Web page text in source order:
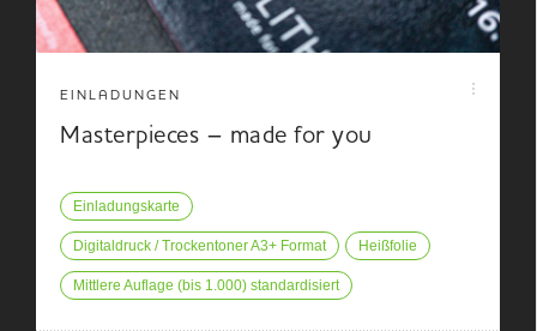
EINLADUNGEN
Masterpieces – made for you
Einladungskarte
Digitaldruck / Trockentoner A3+ Format Heißfolie
Mittlere Auflage (bis 1.000) standardisiert